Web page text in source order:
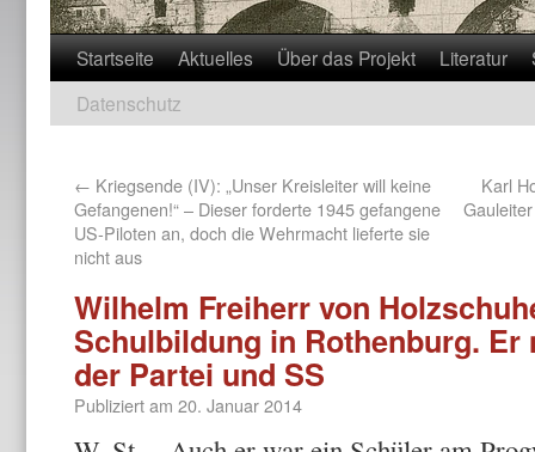
Startseite Aktuelles Über das Projekt Literatur
Datenschutz
← Kriegsende (IV): „Unser Kreisleiter will keine
Gefangenen!“ – Dieser forderte 1945 gefangene
US-Piloten an, doch die Wehrmacht lieferte sie
nicht aus
Karl
Wilhelm Freiherr von
Schulbildung in Rothenburg. Er
der Partei und SS
Publiziert am 20. Januar 2014